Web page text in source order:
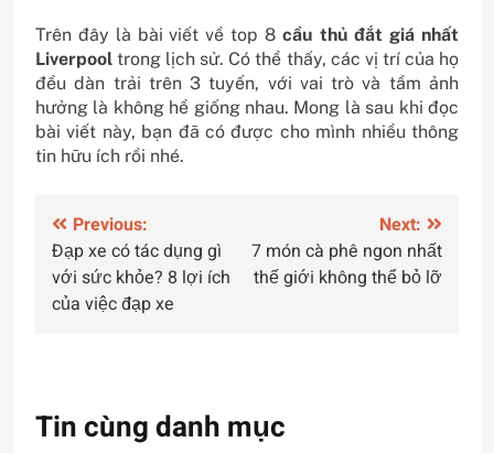
Trên đây là bài viết về top 8 cầu thủ đắt giá nhất
Liverpool trong lịch sử. Có thể thấy, các vị trí của họ
đều dàn trải trên 3 tuyến, với vai trò và tầm ảnh
hưởng là không hề giống nhau. Mong là sau khi đọc
bài viết này, bạn đã có được cho mình nhiều thông
tin hữu ích rồi nhé.
Điều
hướng
bài
Previous:
Đạp xe có tác dụng gì
với sức khỏe? 8 lợi ích
của việc đạp xe
Next:
7 món cà phê ngon nhất
thế giới không thể bỏ lỡ
Tin cùng danh mục